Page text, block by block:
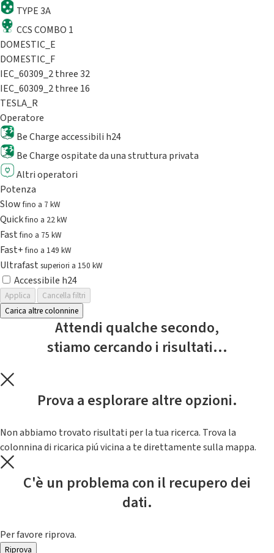
TYPE 3A
CCS COMBO 1
DOMESTIC_E
DOMESTIC_F
IEC_60309_2 three 32
IEC_60309_2 three 16
TESLA_R
Operatore
Be Charge accessibili h24
Be Charge ospitate da una struttura privata
Altri operatori
Potenza
Slowfino a 7 kW
Quickfino a 22 kW
Fastfino a 75 kW
Fast+fino a 149 kW
Ultrafast superiori a 150 kW
Accessibile h24
Applica
Cancella filtri
Carica altre colonnine
Attendi qualche secondo,
stiamo cercando i risultati...
Prova a esplorare altre opzioni.
Non abbiamo trovato risultati per la tua ricerca. Trova la
colonnina di ricarica piú vicina a te direttamente sulla mappa.
C'è un problema con il recupero dei
dati.
Per favore riprova.
Riprova